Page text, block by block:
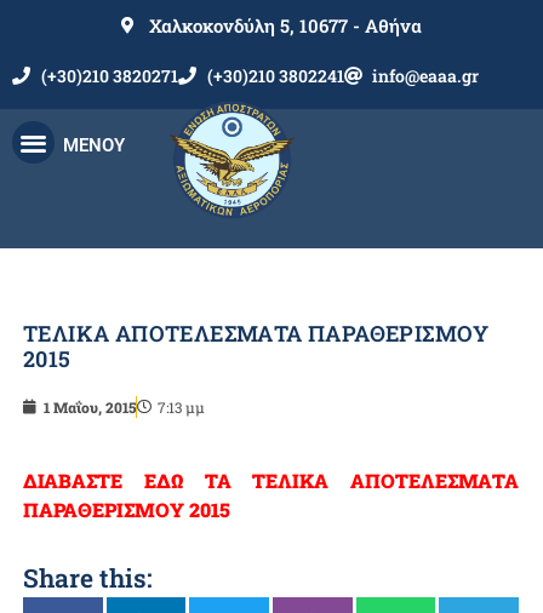
Χαλκοκονδύλη 5, 10677 - Αθήνα
(+30)210 3820271 (+30)210 3802241 info@eaaa.gr
ΜΕΝΟΥ
ΤΕΛΙΚΑ ΑΠΟΤΕΛΕΣΜΑΤΑ ΠΑΡΑΘΕΡΙΣΜΟΥ
2015
1 Μαΐου, 2015 7:13 μμ
ΔΙΑΒΑΣΤΕ ΕΔΩ ΤΑ ΤΕΛΙΚΑ ΑΠΟΤΕΛΕΣΜΑΤΑ
ΠΑΡΑΘΕΡΙΣΜΟΥ 2015
Share this: